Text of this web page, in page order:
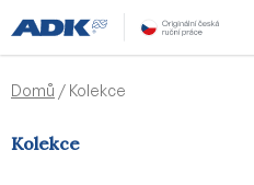
na
obsah
Domů / Kolekce
Kolekce